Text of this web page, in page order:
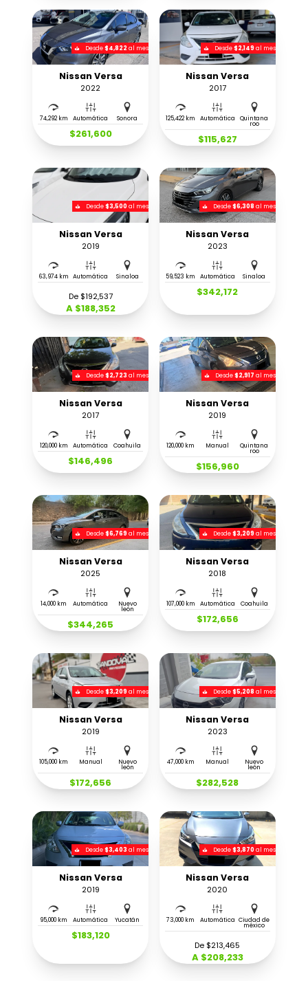
Desde$4,822al mes
Nissan Versa
2022
74,292 km Automática Sonora
$261,600
Desde$2,149al mes
Nissan Versa
2017
125,422 km Automática Quintana
roo
$115,627
Desde$3,500al mes
Nissan Versa
2019
63,974 km Automática Sinaloa
De $192,537
A $188,352
Desde$6,308 al mes
Nissan Versa
2023
59,523 km Automática Sinaloa
$342,172
Desde$2,723 al mes
Nissan Versa
2017
120,000 km Automática Coahuila
$146,496
Desde$2,917 al mes
Nissan Versa
2019
120,000 km Manual Quintana
roo
$156,960
Desde$6,769al mes
Nissan Versa
2025
14,000 km Automática Nuevo
león
$344,265
Desde$3,209al mes
Nissan Versa
2018
107,000 km Automática Coahuila
$172,656
Desde$3,209al mes
Nissan Versa
2019
105,000 km Manual Nuevo
león
$172,656
Desde$5,208 al mes
Nissan Versa
2023
47,000 km Manual Nuevo
león
$282,528
Desde$3,403 al mes
Nissan Versa
2019
95,000 km Automática Yucatán
$183,120
Desde$3,870al mes
Nissan Versa
2020
73,000 km Automática Ciudad de
méxico
De $213,465
A $208,233